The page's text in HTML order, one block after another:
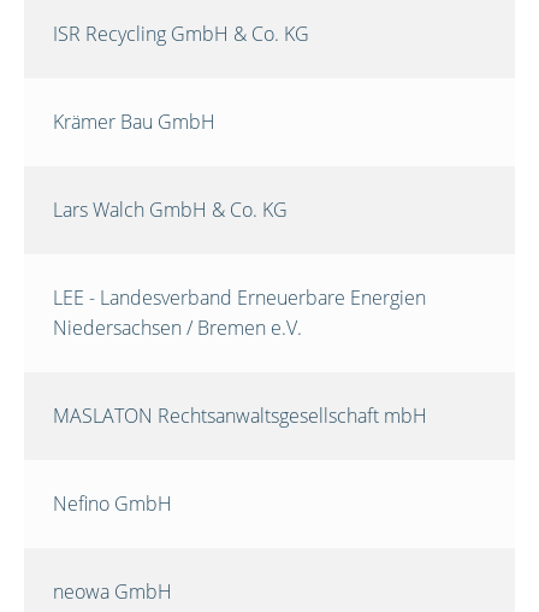
ISR Recycling GmbH & Co. KG
Krämer Bau GmbH
Lars Walch GmbH & Co. KG
LEE - Landesverband Erneuerbare Energien
Niedersachsen / Bremen e.V.
MASLATON Rechtsanwaltsgesellschaft mbH
Nefino GmbH
neowa GmbH